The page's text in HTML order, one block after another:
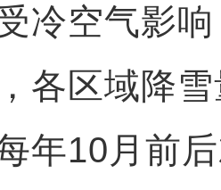
冷空气影
各区域降
年10月前